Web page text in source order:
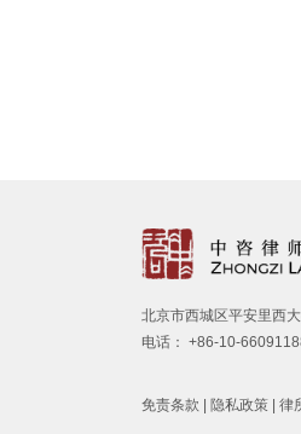
北京市西城区平安里西
电话： +86-10-
免责条款 隐私政策 律